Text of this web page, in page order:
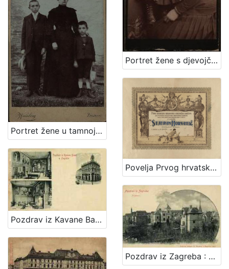
Portret žene s djevojčicom / [Gjuro Varga] ; [izradio fotografski atelier] G. & I. Varga
Portret žene u tamnoj haljini s dva dječaka / Weinberg ; [izradio] Atelier M. Weinberg
Povelja Prvog hrvatskog gradjevnog i obrtničkog društva za potporu bolestnih i nemoćnih članova
Pozdrav iz Kavane Bauer u Zagrebu
Pozdrav iz Zagreba : Josipovac